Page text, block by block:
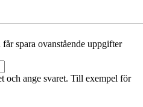
spara ovanstående uppgifter
och ange svaret. Till exempel för